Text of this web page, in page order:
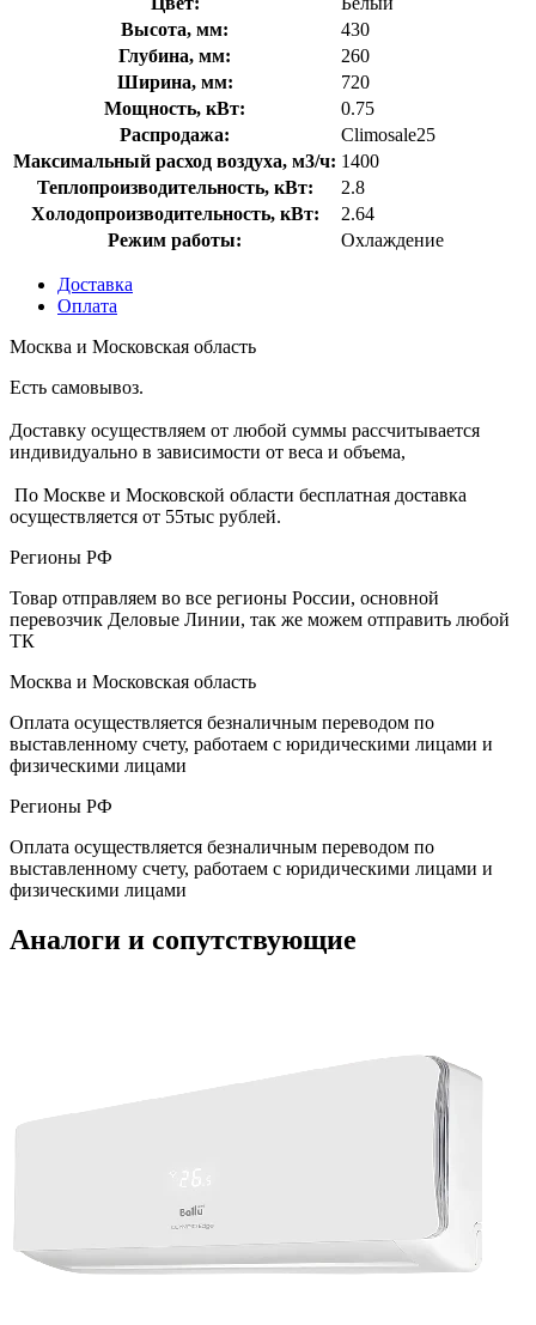
Высота, мм:
430
Глубина, мм:
260
Ширина, мм:
720
Мощность, кВт:
0.75
Распродажа:
Climosale25
Максимальный расход воздуха, м3/ч: 1400
Теплопроизводительность, кВт:
2.8
Холодопроизводительность, кВт:
2.64
Режим работы:
Охлаждение
Доставка
Оплата
Москва и Московская область
Есть самовывоз.
Доставку осуществляем от любой суммы рассчитывается
индивидуально в зависимости от веса и объема,
По Москве и Московской области бесплатная доставка
осуществляется от 55тыс рублей.
Регионы РФ
Товар отправляем во все регионы России, основной
перевозчик Деловые Линии, так же можем отправить любой
ТК
Москва и Московская область
Оплата осуществляется безналичным переводом по
выставленному счету, работаем с юридическими лицами и
физическими лицами
Регионы РФ
Оплата осуществляется безналичным переводом по
выставленному счету, работаем с юридическими лицами и
физическими лицами
Аналоги и сопутствующие